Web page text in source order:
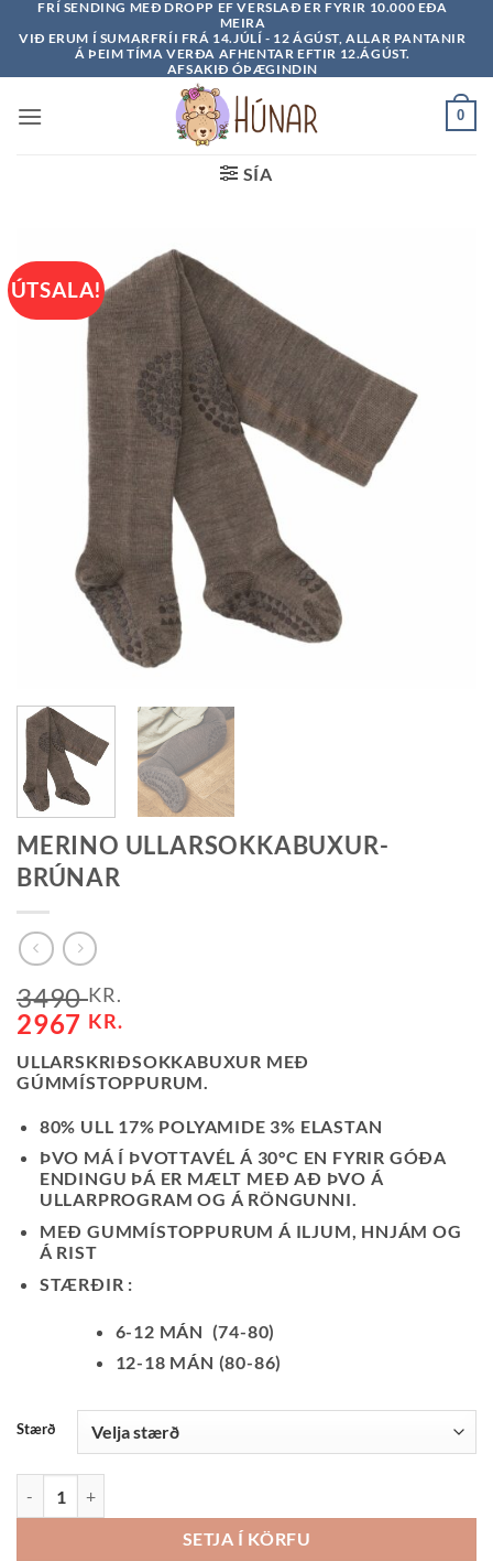
FRÍ SENDING MEÐ DROPP EF VERSLAÐ ER FYRIR 10.000 EÐA
MEIRA
VIÐ ERUM Í SUMARFRÍI FRÁ 14.JÚLÍ - 12 ÁGÚST, ALLAR PANTANIR
Á ÞEIM TÍMA VERÐA AFHENTAR EFTIR 12.ÁGÚST.
AFSAKIÐ ÓÞÆGINDIN
0
SÍA
ÚTSALA!
MERINO ULLARSOKKABUXUR-
BRÚNAR
3490KR.
2967 KR.
ULLARSKRIÐSOKKABUXUR MEÐ
GÚMMÍSTOPPURUM.
80% ULL 17% POLYAMIDE 3% ELASTAN
ÞVO MÁ Í ÞVOTTAVÉL Á 30°C EN FYRIR GÓÐA
ENDINGU ÞÁ ER MÆLT MEÐ AÐ ÞVO Á
ULLARPROGRAM OG Á RÖNGUNNI.
MEÐ GUMMÍSTOPPURUM Á ILJUM, HNJÁM OG
Á RIST
STÆRÐIR :
6-12 MÁN (74-80)
12-18 MÁN (80-86)
Stærð
SETJA Í KÖRFU